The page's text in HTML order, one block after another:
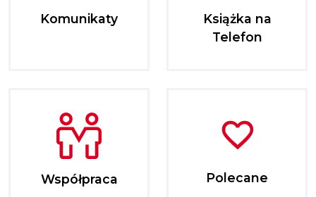
Komunikaty
Książka na
Telefon
Współpraca Polecane